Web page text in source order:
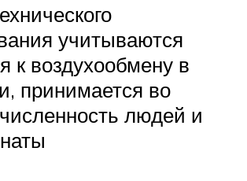
учитываются
к воздухообмену в
принимается во
людей и